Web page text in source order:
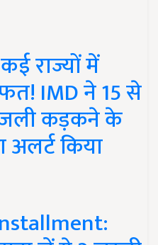
राज्यों में
IMD ने 15 से
कड़कने के
किया